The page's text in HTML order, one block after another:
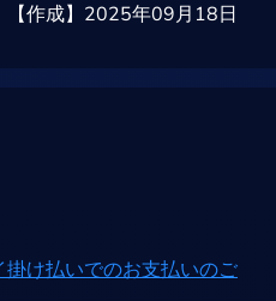
【作成】2025年09月18日
け払いでのお支払いのご